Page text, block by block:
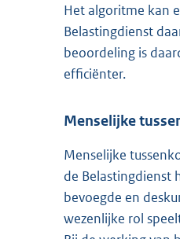
Het algoritme kan
Belastingdienst
beoordeling is
efficiënter.
Menselijke
Menselijke
de Belastingdienst
bevoegde en
wezenlijke rol